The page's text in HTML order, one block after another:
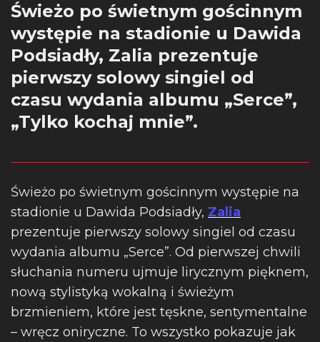
Świeżo po świetnym gościnnym
występie na stadionie u Dawida
Podsiadły, Zalia prezentuje
pierwszy solowy singiel od
czasu wydania albumu „Serce”,
„Tylko kochaj mnie”.
Świeżo po świetnym gościnnym występie na
stadionie u Dawida Podsiadły, Zalia
prezentuje pierwszy solowy singiel od czasu
wydania albumu „Serce”. Od pierwszej chwili
słuchania numeru ujmuje lirycznym pięknem,
nową stylistyką wokalną i świeżym
brzmieniem, które jest tęskne, sentymentalne
– wręcz oniryczne. To wszystko pokazuje jak